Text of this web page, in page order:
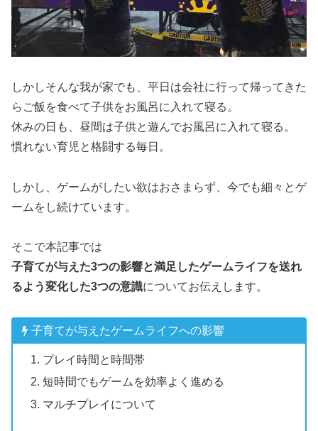
しかしそんな我が家でも、平日は会社に行って帰ってきた
らご飯を食べて子供をお風呂に入れて寝る。
休みの日も、昼間は子供と遊んでお風呂に入れて寝る。
慣れない育児と格闘する毎日。
しかし、ゲームがしたい欲はおさまらず、今でも細々とゲ
ームをし続けています。
そこで本記事では
子育てが与えた3つの影響と満足したゲームライフを送れ
るよう変化した3つの意識についてお伝えします。
子育てが与えたゲームライフへの影響
プレイ時間と時間帯
短時間でもゲームを効率よく進める
マルチプレイについて